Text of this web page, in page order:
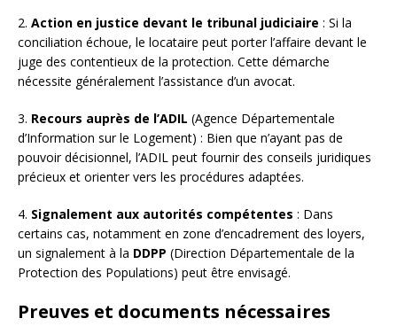
2. Action en justice devant le tribunal judiciaire : Si la
conciliation échoue, le locataire peut porter l’affaire devant le
juge des contentieux de la protection. Cette démarche
nécessite généralement l’assistance d’un avocat.
3. Recours auprès de l’ADIL (Agence Départementale
d’Information sur le Logement) : Bien que n’ayant pas de
pouvoir décisionnel, l’ADIL peut fournir des conseils juridiques
précieux et orienter vers les procédures adaptées.
4. Signalement aux autorités compétentes : Dans
certains cas, notamment en zone d’encadrement des loyers,
un signalement à la DDPP (Direction Départementale de la
Protection des Populations) peut être envisagé.
Preuves et documents nécessaires